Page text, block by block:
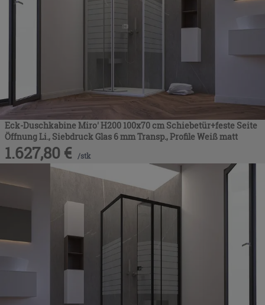
Eck-Duschkabine Miro' H200 100x70 cm Schiebetür+feste Seite
Öffnung Li., Siebdruck Glas 6 mm Transp., Profile Weiß matt
1.627,80 € /stk